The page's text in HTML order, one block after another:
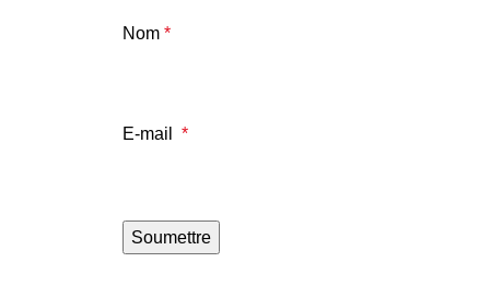
Nom *
E-mail *